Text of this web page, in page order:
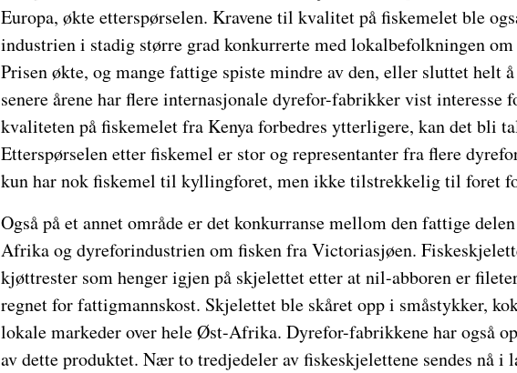
Europa, økte etterspørselen. Kravene til kvalitet på fiskemelet ble
industrien i stadig større grad konkurrerte med lokalbefolkningen om
Prisen økte, og mange fattige spiste mindre av den, eller sluttet helt
senere årene har flere internasjonale dyrefor-fabrikker vist interesse
kvaliteten på fiskemelet fra Kenya forbedres ytterligere, kan det bli
Etterspørselen etter fiskemel er stor og representanter fra flere
kun har nok fiskemel til kyllingforet, men ikke tilstrekkelig til foret
Også på et annet område er det konkurranse mellom den fattige
Afrika og dyreforindustrien om fisken fra Victoriasjøen.
kjøttrester som henger igjen på skjelettet etter at nil-abboren er
regnet for fattigmannskost. Skjelettet ble skåret opp i småstykker,
lokale markeder over hele Øst-Afrika. Dyrefor-fabrikkene har også
av dette produktet. Nær to tredjedeler av fiskeskjelettene sendes nå i